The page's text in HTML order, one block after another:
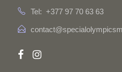
Tel: +377 97 70 63 63